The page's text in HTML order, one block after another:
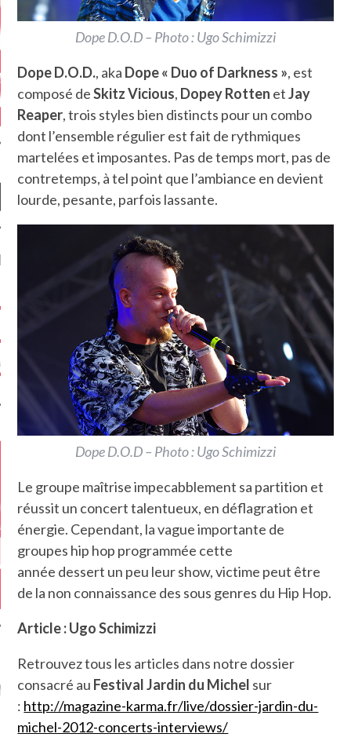
CRITIQUES
7.6
5.4
6.8
– HEL...
KARMA –
ANNIVERSAIRE
Dope D.O.D – Photo : Ugo Schimizzi
Dope D.O.D., aka Dope « Duo of Darkness », est
composé deSkitz Vicious, Dopey Rotten etJay
Reaper, trois styles bien distincts pour un combo
dont l’ensemble régulier est fait de rythmiques
martelées et imposantes. Pas de temps mort, pas de
contretemps, à tel point que l’ambiance en devient
lourde, pesante, parfois lassante.
Dope D.O.D – Photo : Ugo Schimizzi
Le groupe maîtrise impecabblement sa partition et
réussit un concert talentueux, en déflagration et
énergie. Cependant, la vague importante de
groupes hip hop programmée cette
année dessert un peu leur show, victime peut être
de la non connaissance des sous genres du Hip Hop.
Article : Ugo Schimizzi
Retrouvez tous les articles dans notre dossier
consacré au Festival Jardin du Michel sur
: http://magazine-karma.fr/live/dossier-jardin-du-
michel-2012-concerts-interviews/